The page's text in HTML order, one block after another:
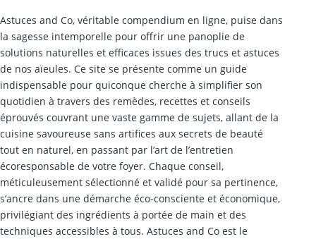
Astuces and Co, véritable compendium en ligne, puise dans
la sagesse intemporelle pour offrir une panoplie de
solutions naturelles et efficaces issues des trucs et astuces
de nos aïeules. Ce site se présente comme un guide
indispensable pour quiconque cherche à simplifier son
quotidien à travers des remèdes, recettes et conseils
éprouvés couvrant une vaste gamme de sujets, allant de la
cuisine savoureuse sans artifices aux secrets de beauté
tout en naturel, en passant par l’art de l’entretien
écoresponsable de votre foyer. Chaque conseil,
méticuleusement sélectionné et validé pour sa pertinence,
s’ancre dans une démarche éco-consciente et économique,
privilégiant des ingrédients à portée de main et des
techniques accessibles à tous. Astuces and Co est le